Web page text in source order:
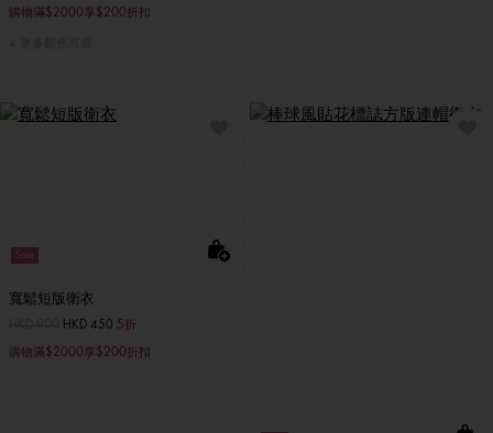
購物滿$2000享$200折扣
Sale
寬鬆短版衛衣
價格扣減從至HKD 450 5折
購物滿$2000享$200折扣